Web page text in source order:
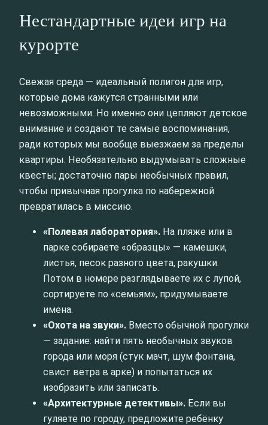
Нестандартные идеи игр на
курорте
Свежая среда — идеальный полигон для игр,
которые дома кажутся странными или
невозможными. Но именно они цепляют детское
внимание и создают те самые воспоминания,
ради которых мы вообще выезжаем за пределы
квартиры. Необязательно выдумывать сложные
квесты; достаточно пары необычных правил,
чтобы привычная прогулка по набережной
превратилась в миссию.
«Полевая лаборатория». На пляже или в
парке собираете «образцы» — камешки,
листья, песок разного цвета, ракушки.
Потом в номере разглядываете их с лупой,
сортируете по «семьям», придумываете
имена.
«Охота на звуки». Вместо обычной прогулки
— задание: найти пять необычных звуков
города или моря (стук мачт, шум фонтана,
свист ветра в арке) и попытаться их
изобразить или записать.
«Архитектурные детективы». Если вы
гуляете по городу, предложите ребёнку